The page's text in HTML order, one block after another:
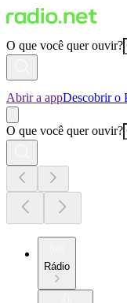
O que você quer ouvir?
Abrir a appDescobrir o
O que você quer ouvir?
Rádio